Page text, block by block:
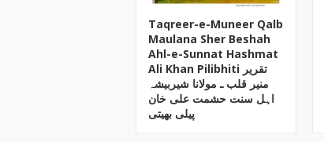
Taqreer-e-Muneer Qalb
Maulana Sher Beshah
Ahl-e-Sunnat Hashmat
Ali Khan Pilibhiti تقریر
منیر قلب ـ مولانا شیربیشہ
اہل سنت حشمت علی خان
پیلی بھیتی